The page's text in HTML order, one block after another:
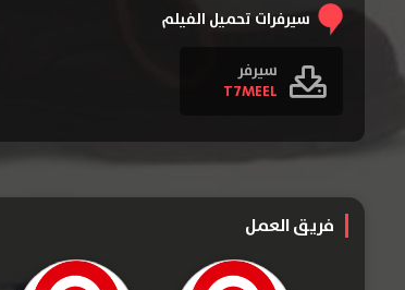
سيرفرات تحميل الفيلم
سيرفر
T7MEEL
فريق العمل